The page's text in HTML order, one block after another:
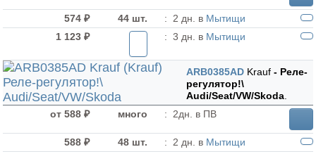
574 ₽ 44 шт. : 2 дн. в Мытищи
1 123 ₽
: 3 дн. в Мытищи
ARB0385AD Krauf- Реле-
регулятор!\
Audi/Seat/VW/Skoda.
от 588 ₽
много : 2дн. в ПВ
588 ₽ 48 шт. : 2 дн. в Мытищи